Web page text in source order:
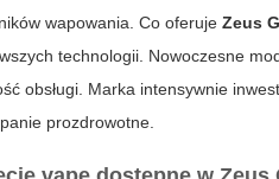
wapowania. Co oferujeZeus
technologii. Nowoczesne
obsługi. Marka intensywnie
prozdrowotne.